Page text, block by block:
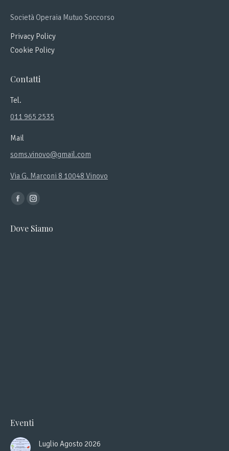
Società Operaia Mutuo Soccorso
Privacy Policy
Cookie Policy
Contatti
Tel.
011 965 2535
Mail
soms.vinovo@gmail.com
Via G. Marconi 8 10048 Vinovo
Ci puoi trovare su:
Facebook
opens
Instagram
opens
Dove Siamo
Eventi
Luglio Agosto 2026